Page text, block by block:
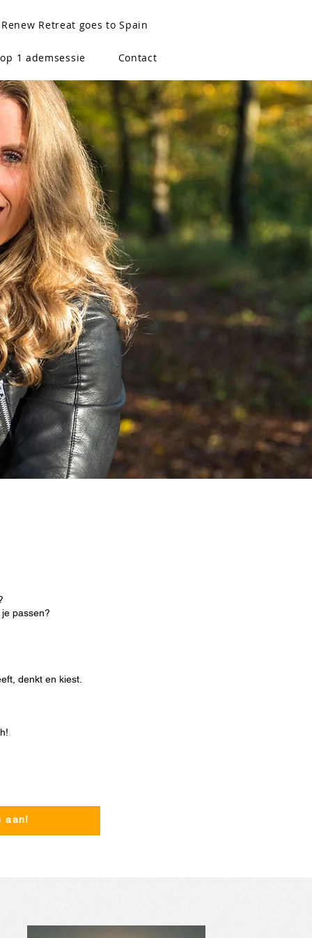
Renew Retreat goes to Spain
1 ademsessie Contact
passen?
denkt en kiest.
aan!